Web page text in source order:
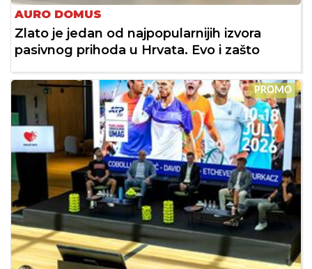
AURO DOMUS
Zlato je jedan od najpopularnijih izvora
pasivnog prihoda u Hrvata. Evo i zašto
PROMO